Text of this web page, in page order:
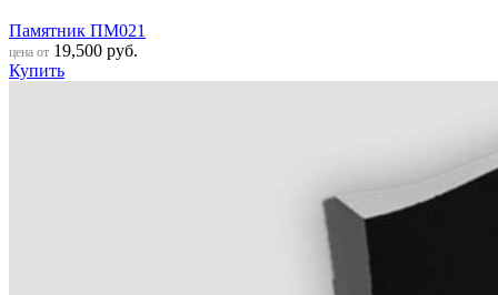
Памятник ПМ021
цена от 19,500 руб.
Купить